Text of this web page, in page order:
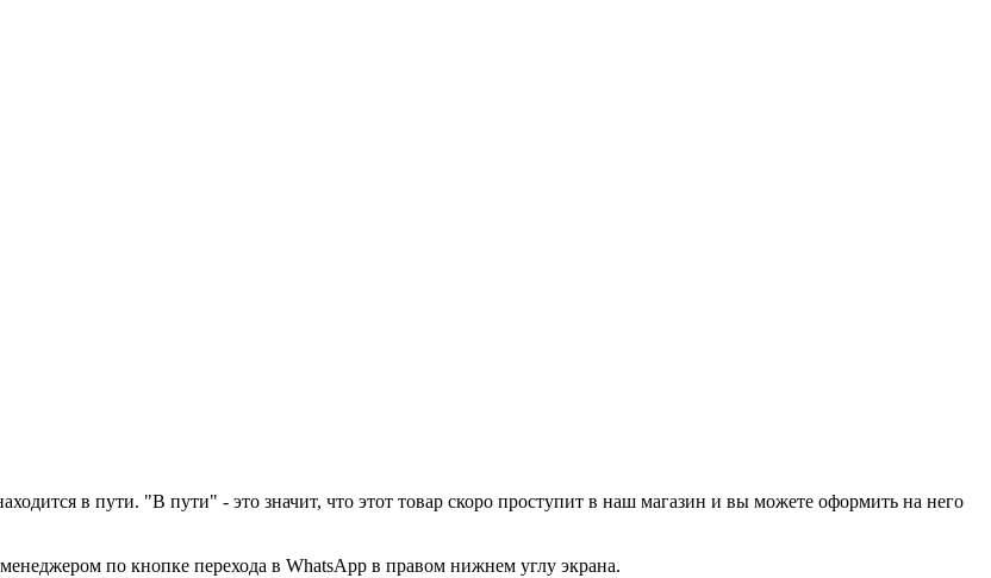
в пути. "В пути" - это значит, что этот товар скоро проступит в наш магазин и вы можете оформить на него
по кнопке перехода в WhatsApp в правом нижнем углу экрана.